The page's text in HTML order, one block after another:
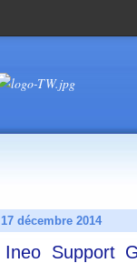
17 décembre 2014
Ineo Support